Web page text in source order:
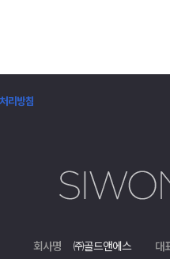
리방침
회사명 ㈜골드앤에스
대